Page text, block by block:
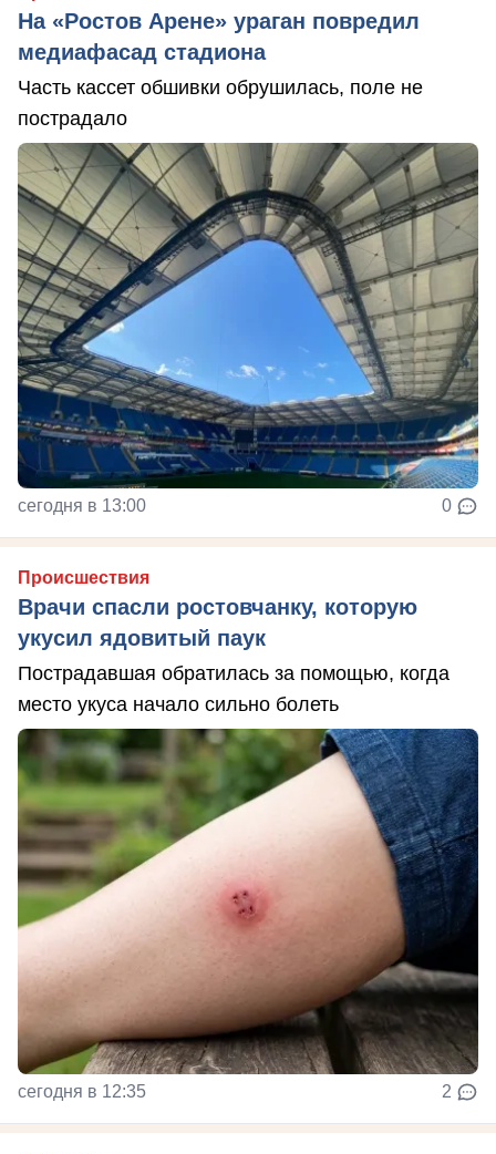
На «Ростов Арене» ураган повредил
медиафасад стадиона
Часть кассет обшивки обрушилась, поле не
пострадало
сегодня в 13:00 0
Происшествия
Врачи спасли ростовчанку, которую
укусил ядовитый паук
Пострадавшая обратилась за помощью, когда
место укуса начало сильно болеть
сегодня в 12:35 2